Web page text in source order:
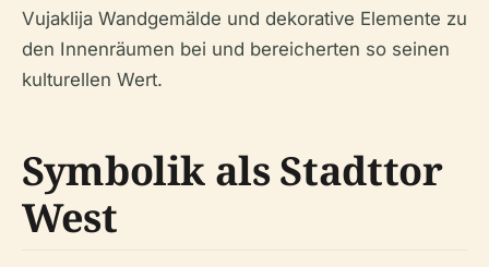
Vujaklija Wandgemälde und dekorative Elemente zu
den Innenräumen bei und bereicherten so seinen
kulturellen Wert.
Symbolik als Stadttor
West